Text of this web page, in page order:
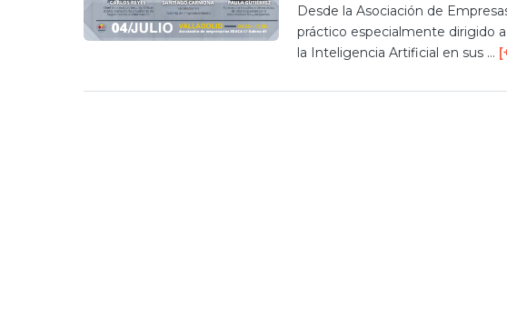
Desde la Asociación de
práctico especialmente dirigido
la Inteligencia Artificial en sus …